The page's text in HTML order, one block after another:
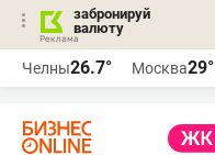
забронируй
валюту
Челны26.7° Москва29°